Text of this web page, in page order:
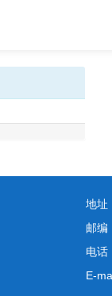
地
邮
电
E-